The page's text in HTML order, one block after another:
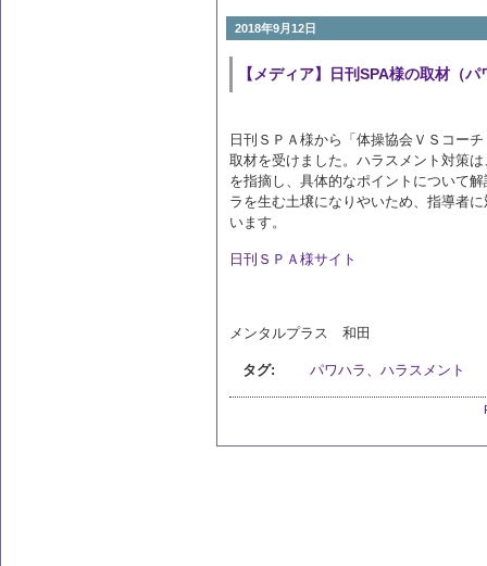
2018年9月12日
【メディア】日刊SPA様の取材（
日刊ＳＰＡ様から「体操協会ＶＳコー
取材を受けました。ハラスメント対策
を指摘し、具体的なポイントについて
ラを生む土壌になりやいため、指導者
います。
日刊ＳＰＡ様サイト
メンタルプラス 和田
タグ: パワハラ、ハラスメント